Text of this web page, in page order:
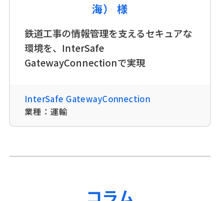
海） 様
鉄道工事の情報管理を支えるセキュアな
環境を、InterSafe
GatewayConnectionで実現
InterSafe GatewayConnection
業種： 運輸